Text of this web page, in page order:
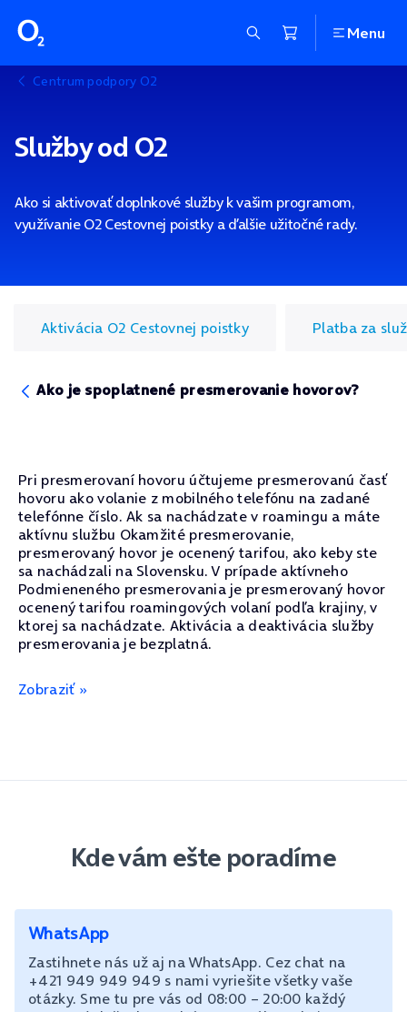
Menu
Centrum podpory O2
Služby od O2
Ako si aktivovať doplnkové služby k vašim programom,
využívanie O2 Cestovnej poistky a ďalšie užitočné rady.
Aktivácia O2 Cestovnej poistky Platba za
Ako je spoplatnené presmerovanie hovorov?
Pri presmerovaní hovoru účtujeme presmerovanú časť
hovoru ako volanie z mobilného telefónu na zadané
telefónne číslo. Ak sa nachádzate v roamingu a máte
aktívnu službu Okamžité presmerovanie,
presmerovaný hovor je ocenený tarifou, ako keby ste
sa nachádzali na Slovensku. V prípade aktívneho
Podmieneného presmerovania je presmerovaný hovor
ocenený tarifou roamingových volaní podľa krajiny, v
ktorej sa nachádzate. Aktivácia a deaktivácia služby
presmerovania je bezplatná.
Zobraziť »
Kde vám ešte poradíme
WhatsApp
Zastihnete nás už aj na WhatsApp. Cez chat na
+421 949 949 949 s nami vyriešite všetky vaše
otázky. Sme tu pre vás od 08:00 – 20:00 každý